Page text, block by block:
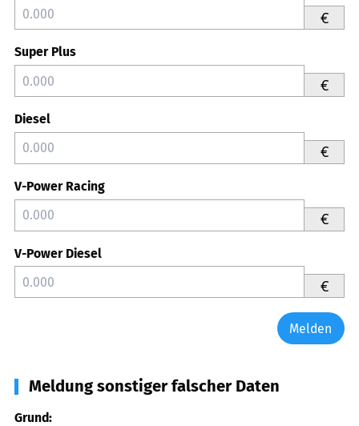
€
Super Plus
€
Diesel
€
V-Power Racing
€
V-Power Diesel
€
Melden
Meldung sonstiger falscher Daten
Grund: